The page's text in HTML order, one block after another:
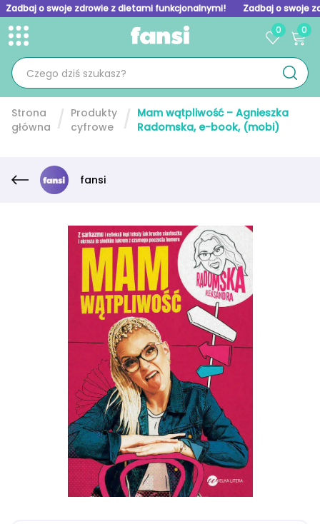
Zadbaj o swoje zdrowie z dietami funkcjonalnymi! Zadbaj o swoje
Toggle menu
0 0
Strona
główna
Produkty
cyfrowe
Mam wątpliwość – Agnieszka
Radomska, e-book, (mobi)
fansi